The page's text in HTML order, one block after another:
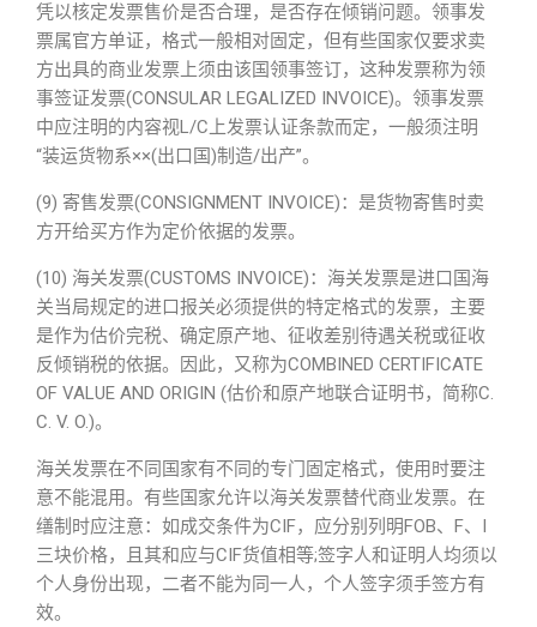
凭以核定发票售价是否合理，是否存在倾销问题。领事发
票属官方单证，格式一般相对固定，但有些国家仅要求卖
方出具的商业发票上须由该国领事签订，这种发票称为领
事签证发票(CONSULAR LEGALIZED INVOICE)。领事发票
中应注明的内容视L/C上发票认证条款而定，一般须注明
“装运货物系××(出口国)制造/出产”。
(9) 寄售发票(CONSIGNMENT INVOICE)：是货物寄售时卖
方开给买方作为定价依据的发票。
(10) 海关发票(CUSTOMS INVOICE)：海关发票是进口国海
关当局规定的进口报关必须提供的特定格式的发票，主要
是作为估价完税、确定原产地、征收差别待遇关税或征收
反倾销税的依据。因此，又称为COMBINED CERTIFICATE
OF VALUE AND ORIGIN (估价和原产地联合证明书，简称C.
C. V. O.)。
海关发票在不同国家有不同的专门固定格式，使用时要注
意不能混用。有些国家允许以海关发票替代商业发票。在
缮制时应注意：如成交条件为CIF，应分别列明FOB、F、I
三块价格，且其和应与CIF货值相等;签字人和证明人均须以
个人身份出现，二者不能为同一人，个人签字须手签方有
效。